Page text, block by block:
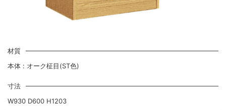
材質
本体 : オーク柾目(ST色)
寸法
W930 D600 H1203